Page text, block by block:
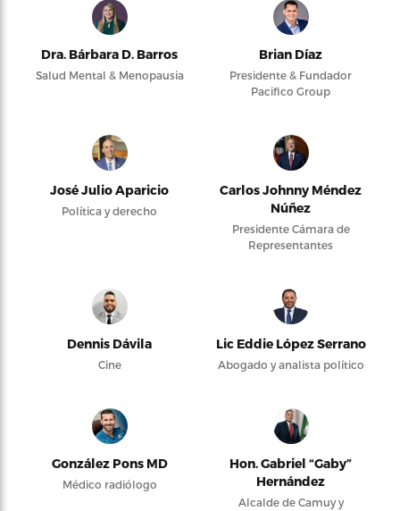
Dra. Bárbara D. Barros
Salud Mental & Menopausia
Brian Díaz
Presidente & Fundador
Pacifico Group
José Julio Aparicio
Política y derecho
Carlos Johnny Méndez
Núñez
Presidente Cámara de
Representantes
Dennis Dávila
Cine
Lic Eddie López Serrano
Abogado y analista político
González Pons MD
Médico radiólogo
Hon. Gabriel “Gaby”
Hernández
Alcalde de Camuy y